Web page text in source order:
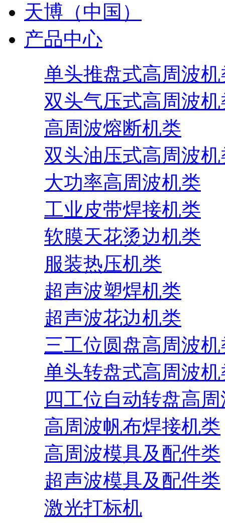
天博（中国）
产品中心
单头推盘式高周波机
双头气压式高周波机
高周波熔断机类
双头油压式高周波机
大功率高周波机类
工业皮带焊接机类
软膜天花烫边机类
服装热压机类
超声波塑焊机类
超声波花边机类
三工位圆盘高周波机
单头转盘式高周波机
四工位自动转盘高
高周波帆布焊接机类
高周波模具及配件类
超声波模具及配件类
激光打标机